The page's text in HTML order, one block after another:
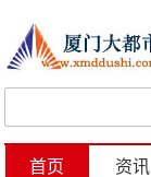
首页 资讯